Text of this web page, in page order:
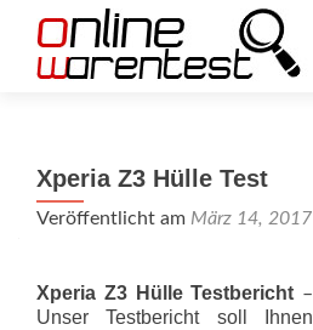
Xperia Z3 Hülle Test
Veröffentlicht am März 14, 2017
Xperia Z3 Hülle Testbericht –
Unser Testbericht soll Ihnen